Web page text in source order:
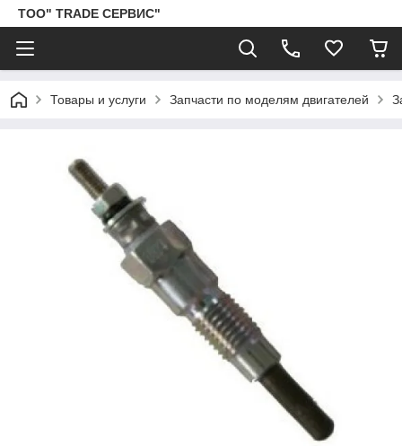
ТОО" TRADE СЕРВИС"
Товары и услуги Запчасти по моделям двигателей